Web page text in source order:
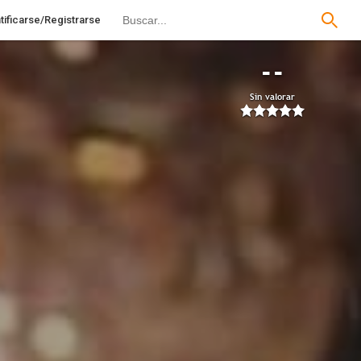
Registrarse
--
Sin valorar